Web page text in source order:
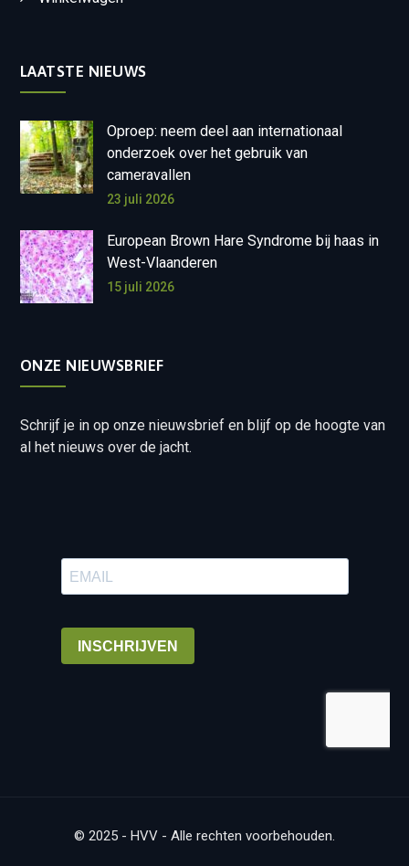
LAATSTE NIEUWS
Oproep: neem deel aan internationaal
onderzoek over het gebruik van
cameravallen
23 juli 2026
European Brown Hare Syndrome bij haas in
West-Vlaanderen
15 juli 2026
ONZE NIEUWSBRIEF
Schrijf je in op onze nieuwsbrief en blijf op de hoogte van
al het nieuws over de jacht.
© 2025 - HVV - Alle rechten voorbehouden.